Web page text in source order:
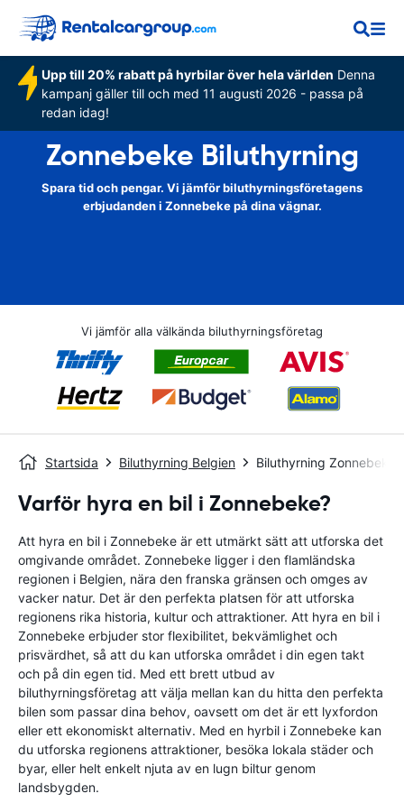
Upp till 20% rabatt på hyrbilar över hela världen Denna
kampanj gäller till och med 11 augusti 2026 - passa på
redan idag!
Zonnebeke Biluthyrning
Spara tid och pengar. Vi jämför biluthyrningsföretagens
erbjudanden i Zonnebeke på dina vägnar.
Vi jämför alla välkända biluthyrningsföretag
Startsida Biluthyrning Belgien Biluthyrning Zonnebeke
Varför hyra en bil i Zonnebeke?
Att hyra en bil i Zonnebeke är ett utmärkt sätt att utforska det
omgivande området. Zonnebeke ligger i den flamländska
regionen i Belgien, nära den franska gränsen och omges av
vacker natur. Det är den perfekta platsen för att utforska
regionens rika historia, kultur och attraktioner. Att hyra en bil i
Zonnebeke erbjuder stor flexibilitet, bekvämlighet och
prisvärdhet, så att du kan utforska området i din egen takt
och på din egen tid. Med ett brett utbud av
biluthyrningsföretag att välja mellan kan du hitta den perfekta
bilen som passar dina behov, oavsett om det är ett lyxfordon
eller ett ekonomiskt alternativ. Med en hyrbil i Zonnebeke kan
du utforska regionens attraktioner, besöka lokala städer och
byar, eller helt enkelt njuta av en lugn biltur genom
landsbygden.